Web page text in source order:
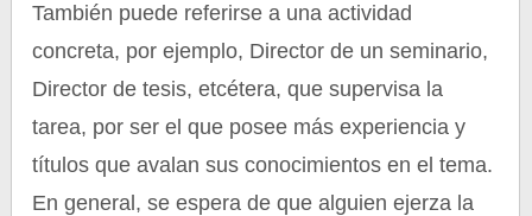
También puede referirse a una actividad
concreta, por ejemplo, Director de un seminario,
Director de tesis, etcétera, que supervisa la
tarea, por ser el que posee más experiencia y
títulos que avalan sus conocimientos en el tema.
En general, se espera de que alguien ejerza la